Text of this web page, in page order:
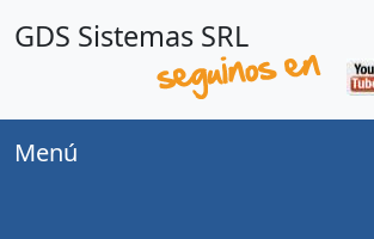
GDS Sistemas SRL
Menú